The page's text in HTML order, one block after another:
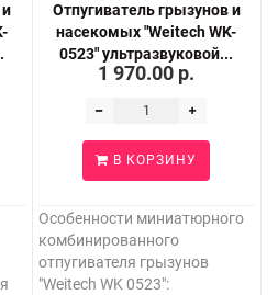
Отпугиватель грызунов и
насекомых "Weitech WK-
0523" ультразвуковой...
1 970.00 р.
В КОРЗИНУ
Особенности миниатюрного
комбинированного
отпугивателя грызунов
"Weitech WK 0523":